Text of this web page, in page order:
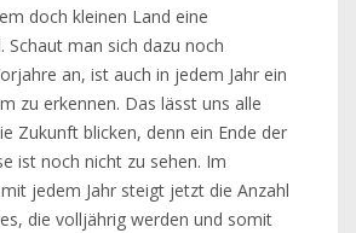
doch kleinen Land eine
Schaut man sich dazu noch
an, ist auch in jedem Jahr ein
zu erkennen. Das lässt uns alle
Zukunft blicken, denn ein Ende der
ist noch nicht zu sehen. Im
jedem Jahr steigt jetzt die Anzahl
die volljährig werden und somit